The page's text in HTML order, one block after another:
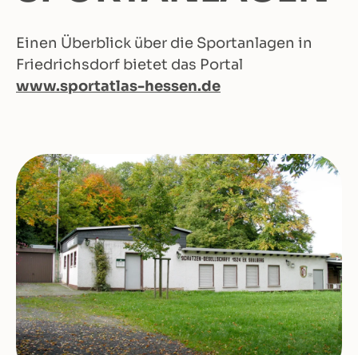
Einen Überblick über die Sportanlagen in
Friedrichsdorf bietet das Portal
www.sportatlas-hessen.de